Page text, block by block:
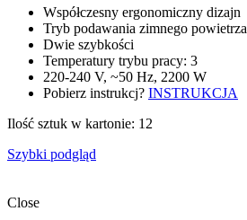
Współczesny ergonomiczny dizajn
Tryb podawania zimnego powietrza
Dwie szybkości
Temperatury trybu pracy: 3
220-240 V, ~50 Hz, 2200 W
Pobierz instrukcj? INSTRUKCJA
Ilość sztuk w kartonie: 12
Szybki podgląd
Close